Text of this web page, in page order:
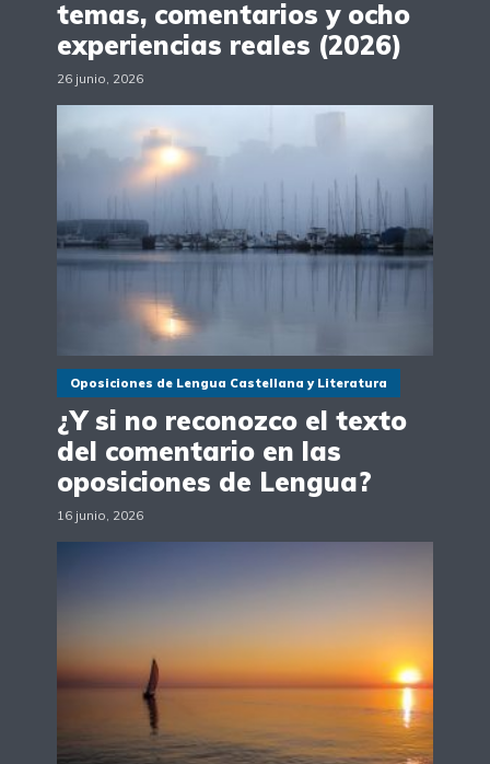
temas, comentarios y ocho
experiencias reales (2026)
26 junio, 2026
Oposiciones de Lengua Castellana y Literatura
¿Y si no reconozco el texto
del comentario en las
oposiciones de Lengua?
16 junio, 2026